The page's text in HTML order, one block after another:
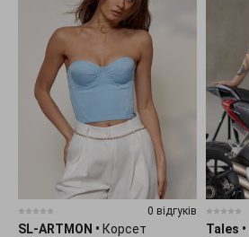
0 відгуків
SL-ARTMON • Корсет
Tales •